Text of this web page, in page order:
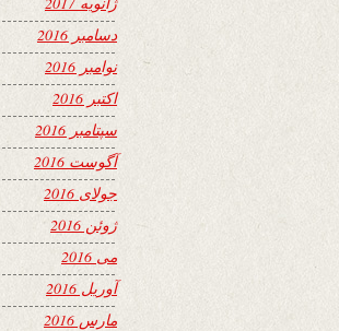
دسامبر 2016
نوامبر 2016
اکتبر 2016
سپتامبر 2016
آگوست 2016
جولای 2016
ژوئن 2016
می 2016
آوریل 2016
مارس 2016